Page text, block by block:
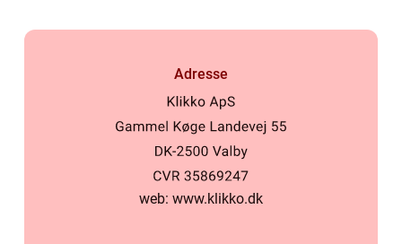
Adresse
web: www.klikko.dk